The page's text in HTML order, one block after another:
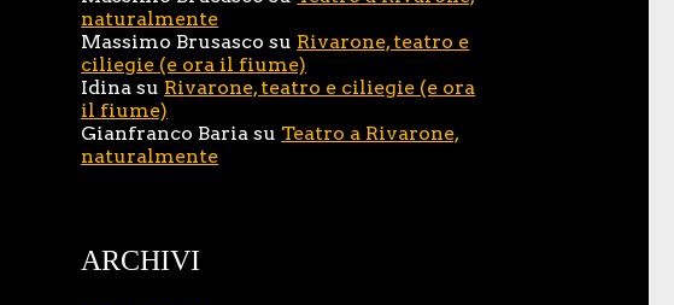
naturalmente
Massimo Brusasco su Rivarone, teatro e
ciliegie (e ora il fiume)
Idina su Rivarone, teatro e ciliegie (e ora
il fiume)
Gianfranco Baria su Teatro a Rivarone,
naturalmente
ARCHIVI